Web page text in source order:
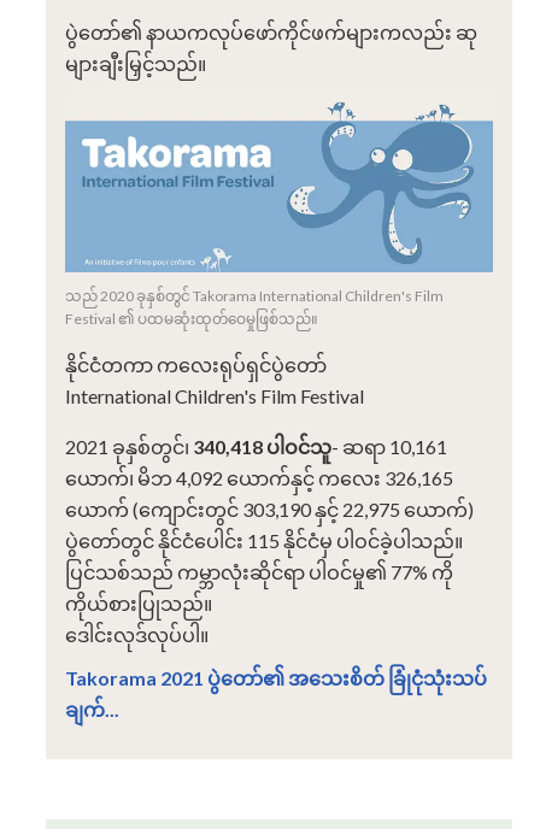
ပွဲတော်၏ နာယကလုပ်ဖော်ကိုင်ဖက်များကလည်း ဆု
များချီးမြှင့်သည်။
သည် 2020 ခုနှစ်တွင် Takorama International Children's Film
Festival ၏ ပထမဆုံးထုတ်ဝေမှုဖြစ်သည်။
နိုင်ငံတကာ ကလေးရုပ်ရှင်ပွဲတော်
International Children's Film Festival
2021 ခုနှစ်တွင်၊ 340,418 ပါဝင်သူ- ဆရာ 10,161
ယောက်၊ မိဘ 4,092 ယောက်နှင့် ကလေး 326,165
ယောက် (ကျောင်းတွင် 303,190 နှင့် 22,975 ယောက်)
ပွဲတော်တွင် နိုင်ငံပေါင်း 115 နိုင်ငံမှ ပါဝင်ခဲ့ပါသည်။
ပြင်သစ်သည် ကမ္ဘာလုံးဆိုင်ရာ ပါဝင်မှု၏ 77% ကို
ကိုယ်စားပြုသည်။
ဒေါင်းလုဒ်လုပ်ပါ။
Takorama 2021 ပွဲတော်၏ အသေးစိတ် ခြုံငုံသုံးသပ်
ချက်...